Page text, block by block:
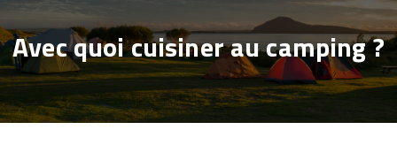
Avec quoi cuisiner au camping ?